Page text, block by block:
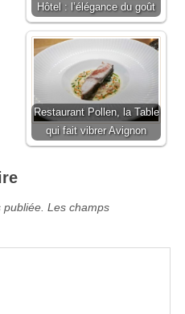
Hôtel : l’élégance du goût
Restaurant Pollen, la Table
qui fait vibrer Avignon
Les champs